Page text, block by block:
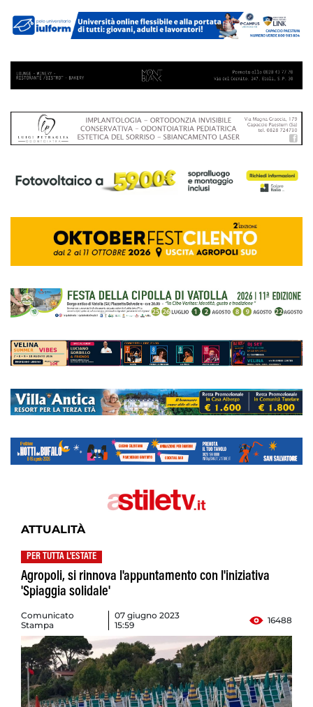
ATTUALITÀ
PER TUTTA L'ESTATE
Agropoli, si rinnova l'appuntamento con l'iniziativa
'Spiaggia solidale'
Comunicato
Stampa
07 giugno 2023
15:59
16488